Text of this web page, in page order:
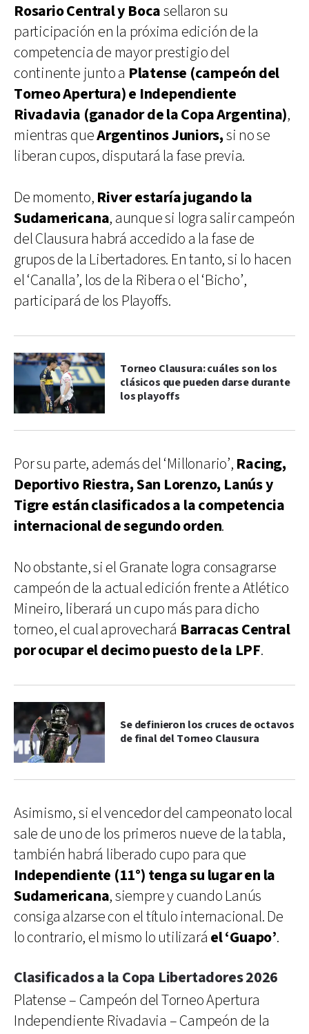
Rosario Central y Bocasellaron su
participación en la próxima edición de la
competencia de mayor prestigio del
continente junto a Platense (campeón del
Torneo Apertura) e Independiente
Rivadavia (ganador de la Copa Argentina),
mientras queArgentinos Juniors,si no se
liberan cupos, disputará la fase previa.
De momento, River estaría jugando la
Sudamericana, aunque si logra salir campeón
del Clausura habrá accedido a la fase de
grupos de la Libertadores. En tanto, si lo hacen
el ‘Canalla’, los de la Ribera o el ‘Bicho’,
participará de los Playoffs.
Torneo Clausura: cuáles son los
clásicos que pueden darse durante
los playoffs
Por su parte, además del ‘Millonario’, Racing,
Deportivo Riestra, San Lorenzo, Lanús y
Tigre están clasificados a la competencia
internacional de segundo orden.
No obstante, si el Granate logra consagrarse
campeón de la actual edición frente a Atlético
Mineiro, liberará un cupo más para dicho
torneo, el cual aprovechará Barracas Central
por ocupar el decimo puesto de la LPF.
Se definieron los cruces de octavos
de final del Torneo Clausura
Asimismo, si el vencedor del campeonato local
sale de uno de los primeros nueve de la tabla,
también habrá liberado cupo para que
Independiente (11°) tenga su lugar en la
Sudamericana, siempre y cuando Lanús
consiga alzarse con el título internacional. De
lo contrario, el mismo lo utilizará el ‘Guapo’.
Clasificados a la Copa Libertadores 2026
Platense – Campeón del Torneo Apertura
Independiente Rivadavia – Campeón de la